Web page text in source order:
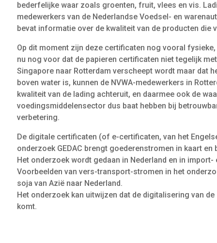
bederfelijke waar zoals groenten, fruit, vlees en vis.
medewerkers van de Nederlandse Voedsel- en
bevat informatie over de kwaliteit van de producten
Op dit moment zijn deze certificaten nog vooral
nu nog voor dat de papieren certificaten niet tegelijk
Singapore naar Rotterdam verscheept wordt maar dat
boven water is, kunnen de NVWA-medewerkers in
kwaliteit van de lading achteruit, en daarmee ook de
voedingsmiddelensector dus baat hebben bij
verbetering.
De digitale certificaten (of e-certificaten, van het
onderzoek GEDAC brengt goederenstromen in kaart
Het onderzoek wordt gedaan in Nederland en in
Voorbeelden van vers-transport-stromen in het
soja van Azië naar Nederland.
Het onderzoek kan uitwijzen dat de digitalisering van
komt.